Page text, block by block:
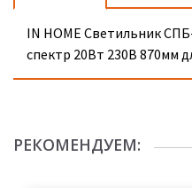
IN HOME Светильник
спектр 20Вт 230B 870мм
РЕКОМЕНДУЕМ: